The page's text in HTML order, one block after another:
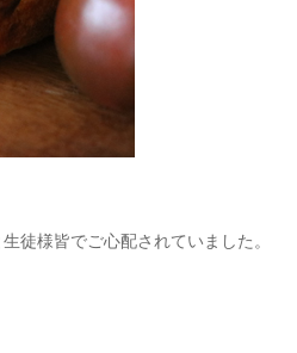
徒様皆でご心配されていました。